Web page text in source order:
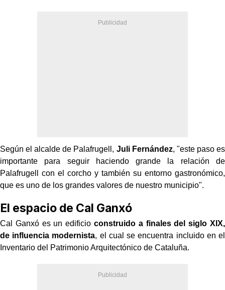
Según el alcalde de Palafrugell, Juli Fernández, "este paso es
importante para seguir haciendo grande la relación de
Palafrugell con el corcho y también su entorno gastronómico,
que es uno de los grandes valores de nuestro municipio".
El espacio de Cal Ganxó
Cal Ganxó es un edificio construido a finales del siglo XIX,
de influencia modernista, el cual se encuentra incluido en el
Inventario del Patrimonio Arquitectónico de Cataluña.